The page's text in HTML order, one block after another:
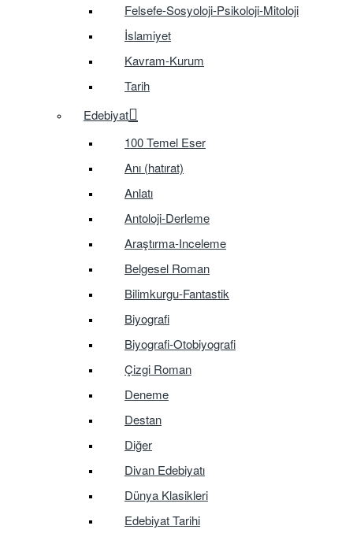
Felsefe-Sosyoloji-Psikoloji-Mitoloji
İslamiyet
Kavram-Kurum
Tarih
Edebiyat
100 Temel Eser
Anı (hatırat)
Anlatı
Antoloji-Derleme
Araştırma-Inceleme
Belgesel Roman
Bilimkurgu-Fantastik
Biyografi
Biyografi-Otobiyografi
Çizgi Roman
Deneme
Destan
Diğer
Divan Edebiyatı
Dünya Klasikleri
Edebiyat Tarihi